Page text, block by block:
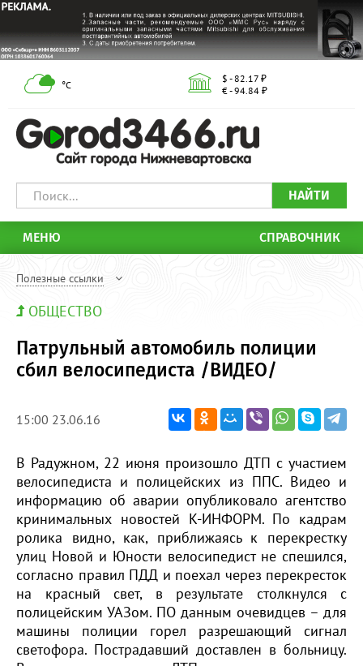
°С
$ - 82.17 ₽
€ - 94.84 ₽
НАЙТИ
МЕНЮ СПРАВОЧНИК
Полезные ссылки
ОБЩЕСТВО
Патрульный автомобиль полиции
сбил велосипедиста /ВИДЕО/
15:00 23.06.16
В Радужном, 22 июня произошло ДТП с участием
велосипедиста и полицейских из ППС. Видео и
информацию об аварии опубликовало агентство
кринимальных новостей К-ИНФОРМ. По кадрам
ролика видно, как, приближаясь к перекрестку
улиц Новой и Юности велосипедист не спешился,
согласно правил ПДД и поехал через перекресток
на красный свет, в результате столкнулся с
полицейским УАЗом. ПО данным очевидцев – для
машины полиции горел разрешающий сигнал
светофора. Пострадавший доставлен в больницу.